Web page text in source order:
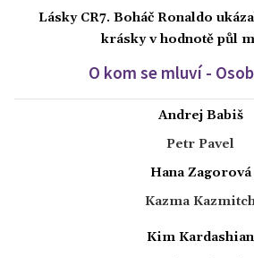
Lásky CR7. Boháč Ronaldo
krásky v hodnotě půl
O kom se mluví -
Andrej Babiš
Petr Pavel
Hana Zagorová
Kazma
Kim Kardashian